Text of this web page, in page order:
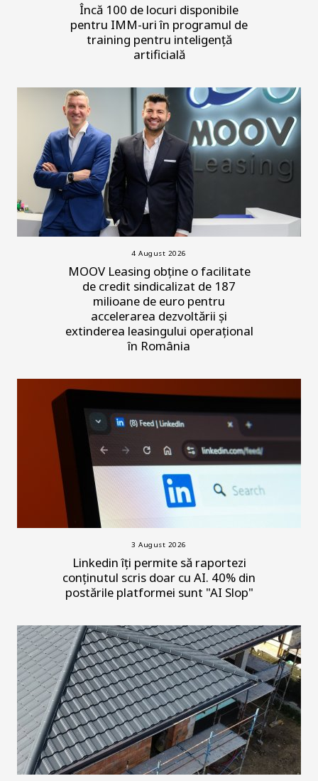
Încă 100 de locuri disponibile
pentru IMM-uri în programul de
training pentru inteligență
artificială
4 August 2026
MOOV Leasing obține o facilitate
de credit sindicalizat de 187
milioane de euro pentru
accelerarea dezvoltării și
extinderea leasingului operațional
în România
3 August 2026
Linkedin îți permite să raportezi
conținutul scris doar cu AI. 40% din
postările platformei sunt "AI Slop"